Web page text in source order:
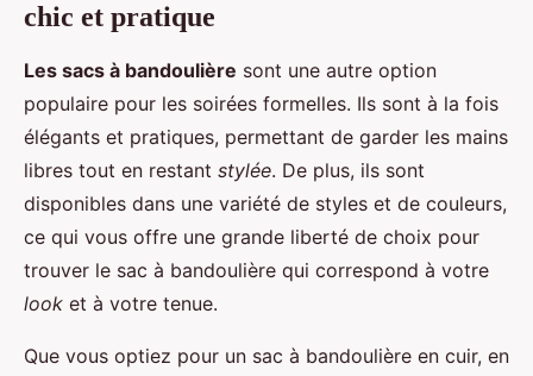
chic et pratique
Les sacs à bandoulière sont une autre option
populaire pour les soirées formelles. Ils sont à la fois
élégants et pratiques, permettant de garder les mains
libres tout en restant stylée. De plus, ils sont
disponibles dans une variété de styles et de couleurs,
ce qui vous offre une grande liberté de choix pour
trouver le sac à bandoulière qui correspond à votre
look et à votre tenue.
Que vous optiez pour un sac à bandoulière en cuir, en